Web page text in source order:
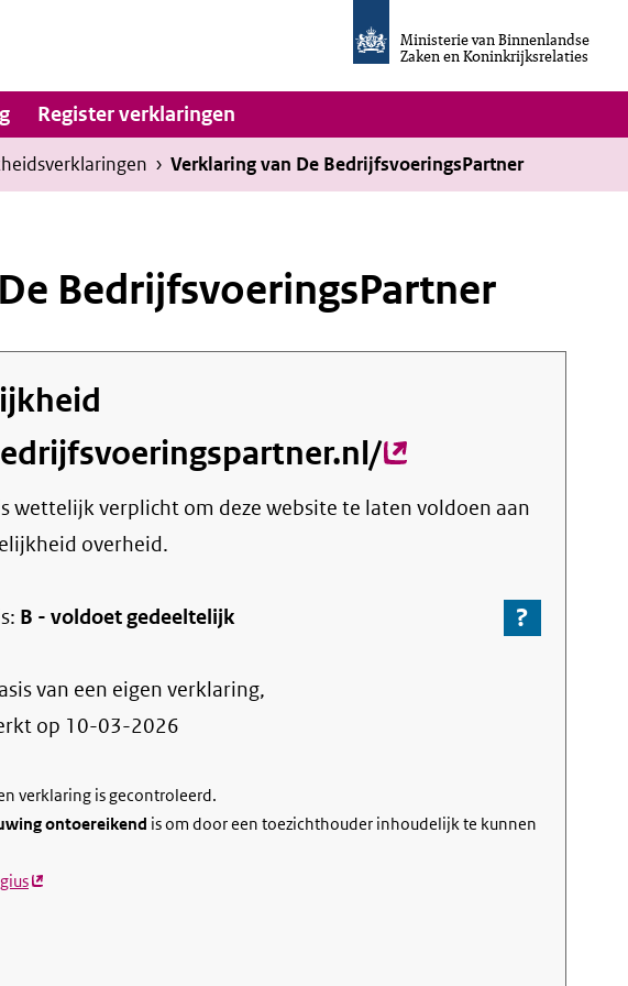
Ministerie van Binnenlandse
Zaken en Koninkrijksrelaties
van
Invulassistent
Toegankelijkheidsverklaring
Hoofdnavigatie
Register verklaringen
› Verklaring van De BedrijfsvoeringsPartner
BedrijfsvoeringsPartner
(externe
link)
wettelijk verplicht om deze website te laten voldoen aan
overheid.
B - voldoet gedeeltelijk ?
Ga
van een eigen verklaring,
op 10-03-2026
verklaring is gecontroleerd.
ontoereikend is om door een toezichthouder inhoudelijk te kunnen
(externe